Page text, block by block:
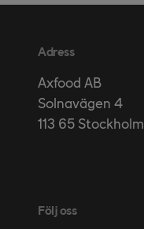
Adress
Axfood AB
Solnavägen 4
113 65 Stockholm
Följ oss